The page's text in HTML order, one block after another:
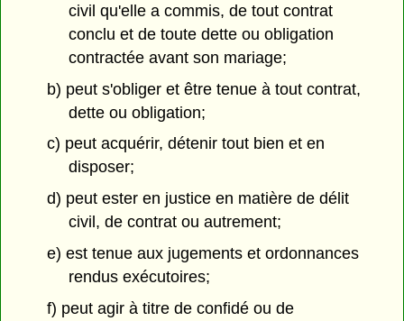
civil qu'elle a commis, de tout contrat
conclu et de toute dette ou obligation
contractée avant son mariage;
b) peut s'obliger et être tenue à tout contrat,
dette ou obligation;
c) peut acquérir, détenir tout bien et en
disposer;
d) peut ester en justice en matière de délit
civil, de contrat ou autrement;
e) est tenue aux jugements et ordonnances
rendus exécutoires;
f) peut agir à titre de confidé ou de